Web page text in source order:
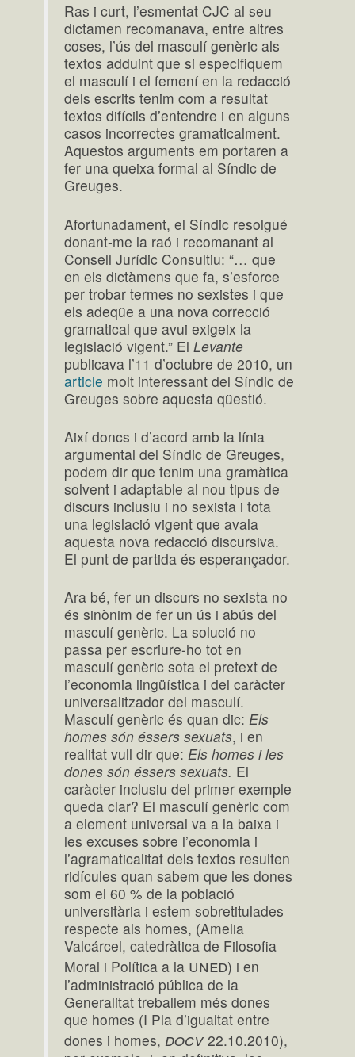
Ras i curt, l’esmentat CJC al seu
dictamen recomanava, entre altres
coses, l’ús del masculí genèric als
textos adduint que si especifiquem
el masculí i el femení en la redacció
dels escrits tenim com a resultat
textos difícils d’entendre i en alguns
casos incorrectes gramaticalment.
Aquestos arguments em portaren a
fer una queixa formal al Síndic de
Greuges.
Afortunadament, el Síndic resolgué
donant-me la raó i recomanant al
Consell Jurídic Consultiu: “… que
en els dictàmens que fa, s’esforce
per trobar termes no sexistes i que
els adeqüe a una nova correcció
gramatical que avui exigeix la
legislació vigent.” ElLevante
publicava l’11 d’octubre de 2010, un
article molt interessant del Síndic de
Greuges sobre aquesta qüestió.
Així doncs i d’acord amb la línia
argumental del Síndic de Greuges,
podem dir que tenim una gramàtica
solvent i adaptable al nou tipus de
discurs inclusiu i no sexista i tota
una legislació vigent que avala
aquesta nova redacció discursiva.
El punt de partida és esperançador.
Ara bé, fer un discurs no sexista no
és sinònim de fer un ús i abús del
masculí genèric. La solució no
passa per escriure-ho tot en
masculí genèric sota el pretext de
l’economia lingüística i del caràcter
universalitzador del masculí.
Masculí genèric és quan dic:Els
homes són éssers sexuats, i en
realitat vull dir que:Els homes i les
dones són éssers sexuats. El
caràcter inclusiu del primer exemple
queda clar? El masculí genèric com
a element universal va a la baixa i
les excuses sobre l’economia i
l’agramaticalitat dels textos resulten
ridícules quan sabem que les dones
som el 60 % de la població
universitària i estem sobretitulades
respecte als homes, (Amelia
Valcárcel, catedràtica de Filosofia
Moral i Política a la uned) i en
l’administració pública de la
Generalitat treballem més dones
que homes (I Pla d’igualtat entre
dones i homes,docv 22.10.2010),